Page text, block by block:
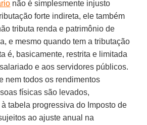
não é simplesmente injusto
forte indireta, ele também
tributa renda e patrimônio de
e mesmo quando tem a tributação
é, basicamente, restrita e limitada
e aos servidores públicos.
nem todos os rendimentos
físicas são levados,
tabela progressiva do Imposto de
ao ajuste anual na